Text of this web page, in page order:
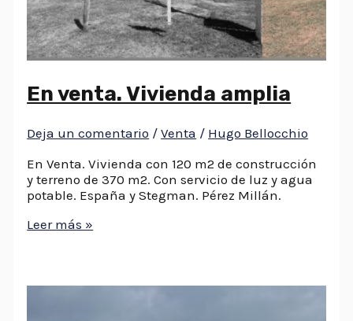
En venta. Vivienda amplia
Deja un comentario /Venta / Hugo Bellocchio
En Venta. Vivienda con 120 m2 de construcción
y terreno de 370 m2. Con servicio de luz y agua
potable. España y Stegman. Pérez Millán.
Leer más »